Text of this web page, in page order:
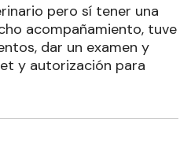
pero sí tener una
acompañamiento, tuve
dar un examen y
y autorización para